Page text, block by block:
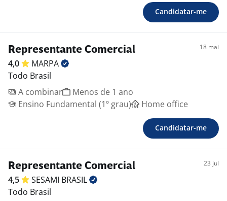
Candidatar-me
Representante Comercial 18 mai
4,0
MARPA
Todo Brasil
A combinar
Menos de 1 ano
Ensino Fundamental (1º grau)
Home office
Candidatar-me
Representante Comercial 23 jul
4,5 SESAMI BRASIL
Todo Brasil